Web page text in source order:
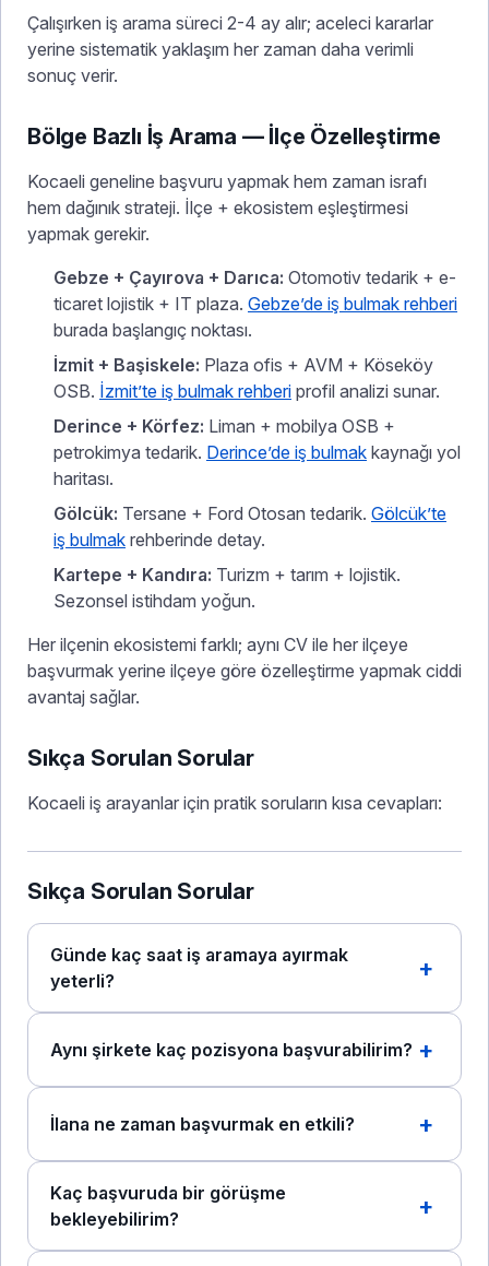
Çalışırken iş arama süreci 2-4 ay alır; aceleci kararlar
yerine sistematik yaklaşım her zaman daha verimli
sonuç verir.
Bölge Bazlı İş Arama — İlçe Özelleştirme
Kocaeli geneline başvuru yapmak hem zaman israfı
hem dağınık strateji. İlçe + ekosistem eşleştirmesi
yapmak gerekir.
Gebze + Çayırova + Darıca: Otomotiv tedarik + e-
ticaret lojistik + IT plaza. Gebze’de iş bulmak rehberi
burada başlangıç noktası.
İzmit + Başiskele: Plaza ofis + AVM + Köseköy
OSB. İzmit’te iş bulmak rehberi profil analizi sunar.
Derince + Körfez: Liman + mobilya OSB +
petrokimya tedarik. Derince’de iş bulmak kaynağı yol
haritası.
Gölcük: Tersane + Ford Otosan tedarik. Gölcük’te
iş bulmak rehberinde detay.
Kartepe + Kandıra: Turizm + tarım + lojistik.
Sezonsel istihdam yoğun.
Her ilçenin ekosistemi farklı; aynı CV ile her ilçeye
başvurmak yerine ilçeye göre özelleştirme yapmak ciddi
avantaj sağlar.
Sıkça Sorulan Sorular
Kocaeli iş arayanlar için pratik soruların kısa cevapları:
Sıkça Sorulan Sorular
Günde kaç saat iş aramaya ayırmak
yeterli?
Aynı şirkete kaç pozisyona başvurabilirim?
İlana ne zaman başvurmak en etkili?
Kaç başvuruda bir görüşme
bekleyebilirim?